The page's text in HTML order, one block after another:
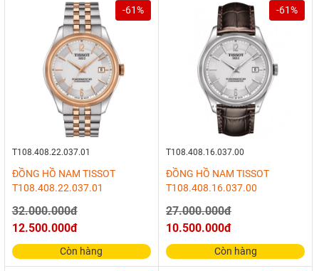
-61%
T108.408.22.037.01
ĐỒNG HỒ NAM TISSOT
T108.408.22.037.01
32.000.000đ
12.500.000đ
Còn hàng
-61%
T108.408.16.037.00
ĐỒNG HỒ NAM TISSOT
T108.408.16.037.00
27.000.000đ
10.500.000đ
Còn hàng